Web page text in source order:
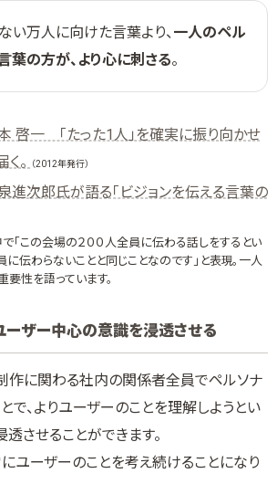
い万人に向けた言葉より、 一人のペル
葉の方が、より心に刺さる。
啓一 「たった1人」を確実に振り向かせ
。
（2012年発行）
進次郎氏が語る「ビジョンを伝える言葉の
「この会場の２００人全員に伝わる話しをするとい
に伝わらないことと同じことなのです」と表現。一人
性を語っています。
ーザー中心の意識を浸透させる
作に関わる社内の関係者全員でペルソナ
で、よりユーザーのことを理解しようとい
させることができます。
ユーザーのことを考え続けることになり